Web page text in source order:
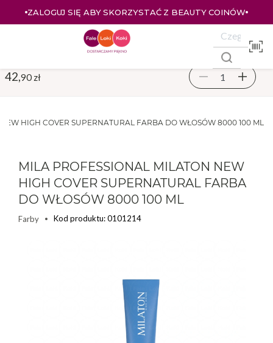
ZALOGUJ SIĘ ABY SKORZYSTAĆ Z BEAUTY COINÓW
HIGH COVER SUPERNATURAL FARBA DO WŁOSÓW 8000 100 ML
MILA PROFESSIONAL MILATON NEW
HIGH COVER SUPERNATURAL FARBA
DO WŁOSÓW 8000 100 ML
Farby Kod produktu: 0101214
42, 90 zł